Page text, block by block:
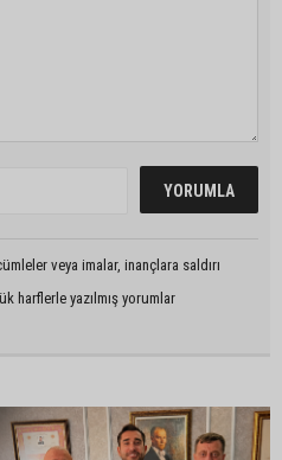
veya imalar, inançlara saldırı
harflerle yazılmış yorumlar